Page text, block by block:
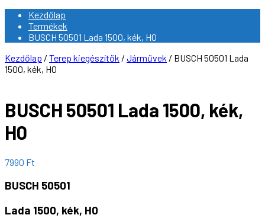
Kezdőlap
Termékek
BUSCH 50501 Lada 1500, kék, H0
Kezdőlap / Terep kiegészítők / Járművek / BUSCH 50501 Lada
1500, kék, H0
BUSCH 50501 Lada 1500, kék,
H0
7990 Ft
BUSCH 50501
Lada 1500, kék, H0